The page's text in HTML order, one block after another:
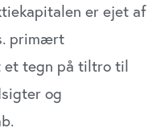
er ejet af
primært
et tegn på tiltro til
og